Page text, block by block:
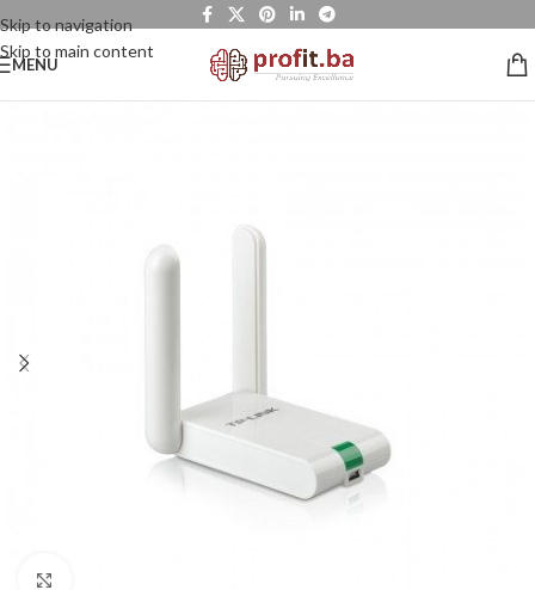
Skip to navigation
Skip to main content
MENU